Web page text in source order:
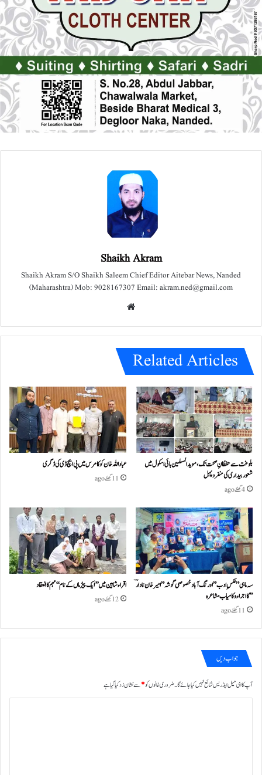
Shaikh Akram
Shaikh Akram S/O Shaikh Saleem Chief Editor Aitebar News, Nanded
(Maharashtra) Mob: 9028167307 Email: akram.ned@gmail.com
e
Related Articles
بلوغت سے حفظانِ صحت تک، مویدالمسلمین ہائی اسکول میں
شعور بیداری کی منفرد پہل
4 گھنٹے ago
عباداللہ خان کو کامرس میں پی ایچ ڈی کی ڈگری
11 گھنٹے ago
سہ ماہی ” عکسِ ادب” اورنگ آباد خصوصی گو شہ ” امیر خان نادا رؔ
” کا اجراء و کامیاب مشا عر ہ
11 گھنٹے ago
اقراء شاہین میں ’’ایک پیڑ ماں کے نام‘‘ مہم کا انعقاد
12 گھنٹے ago
جواب دیں
آپ کا ای میل ایڈریس شائع نہیں کیا جائے گا۔ضروری خانوں کو*سے نشان زد کیا گیا ہے